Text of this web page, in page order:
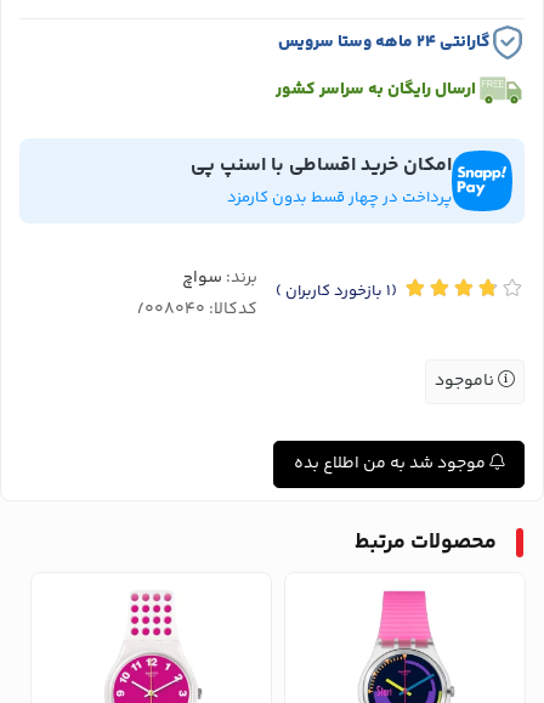
گارانتی ۲۴ ماهه وستا سرویس
ارسال رایگان به سراسر کشور
امکان خرید اقساطی با اسنپ پی
پرداخت در چهار قسط بدون کارمزد
(1 بازخورد کاربران ) برند: سواچ
کدکالا:
ناموجود
موجود شد به من اطلاع بده
محصولات مرتبط